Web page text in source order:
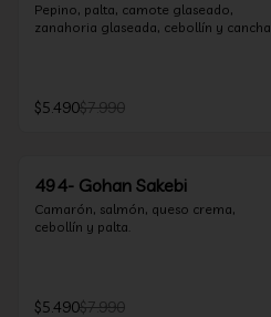
Pepino, palta, camote glaseado,
zanahoria glaseada, cebollín y cancha.
$5.490$7.990
494- Gohan Sakebi
Camarón, salmón, queso crema,
cebollín y palta.
$5.490$7.990